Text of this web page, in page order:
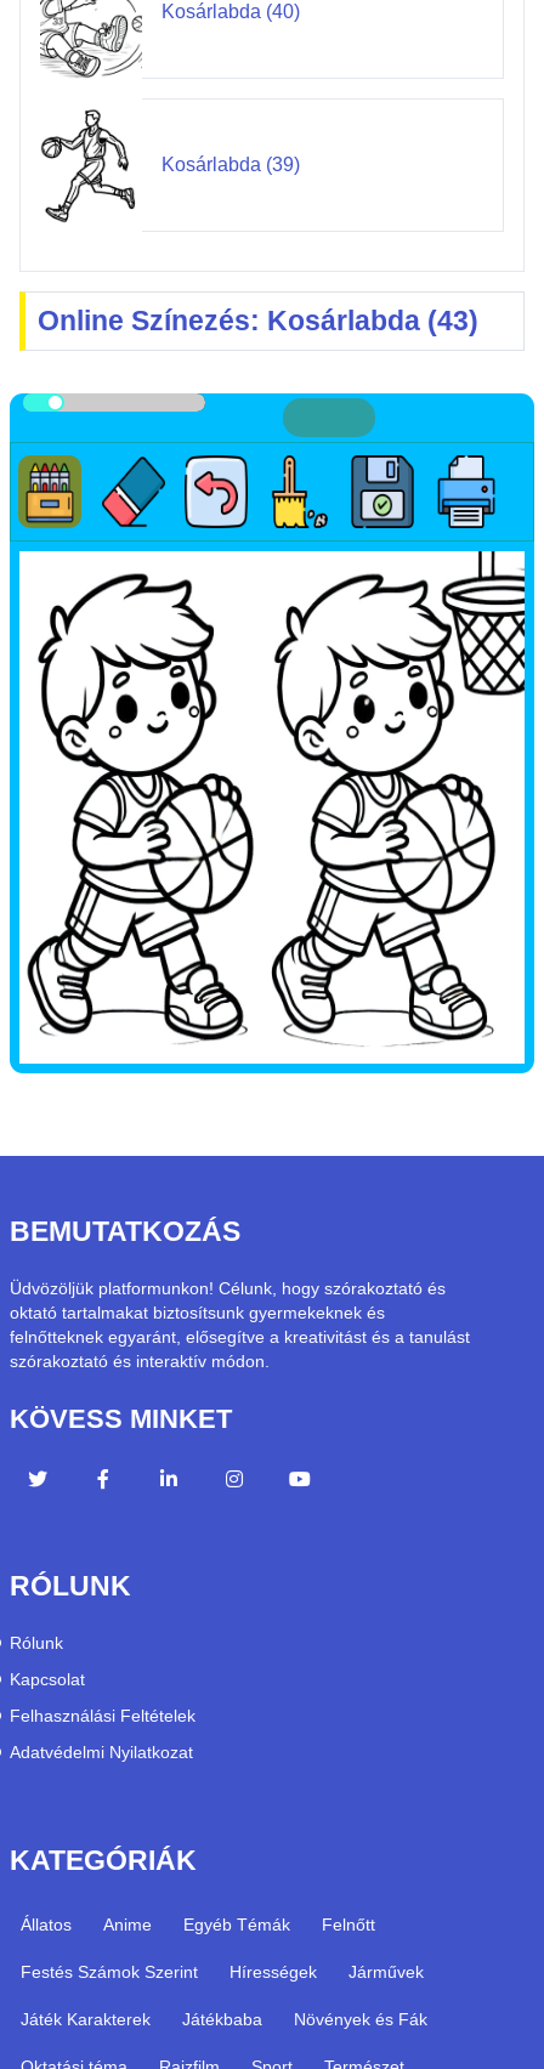
Kosárlabda (40)
Kosárlabda (39)
Online Színezés: Kosárlabda (43)
BEMUTATKOZÁS
Üdvözöljük platformunkon! Célunk, hogy szórakoztató és
oktató tartalmakat biztosítsunk gyermekeknek és
felnőtteknek egyaránt, elősegítve a kreativitást és a tanulást
szórakoztató és interaktív módon.
KÖVESS MINKET
RÓLUNK
Rólunk
Kapcsolat
Felhasználási Feltételek
Adatvédelmi Nyilatkozat
KATEGÓRIÁK
Állatos Anime Egyéb Témák Felnőtt
Festés Számok Szerint Hírességek Járművek
Játék Karakterek Játékbaba Növények és Fák